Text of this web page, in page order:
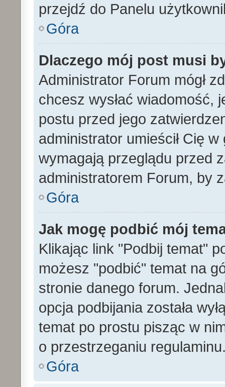
przejdź do Panelu
Góra
Dlaczego mój post musi
Administrator Forum mógł
chcesz wysłać wiadomość,
postu przed jego
administrator umieścił Cię
wymagają przeglądu przed
administratorem Forum, by
Góra
Jak mogę podbić mój
Klikając link "Podbij temat"
możesz "podbić" temat na
stronie danego forum.
opcja podbijania została
temat po prostu pisząc w
o przestrzeganiu
Góra